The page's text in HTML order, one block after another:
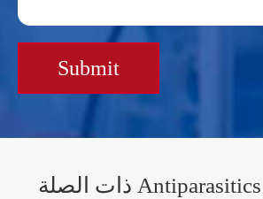
Submit
ذات الصلة Antiparasitics API غرامة